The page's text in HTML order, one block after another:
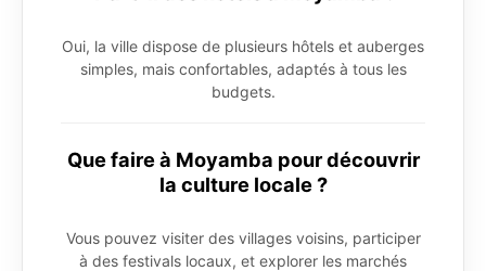
Oui, la ville dispose de plusieurs hôtels et auberges
simples, mais confortables, adaptés à tous les
budgets.
Que faire à Moyamba pour découvrir
la culture locale ?
Vous pouvez visiter des villages voisins, participer
à des festivals locaux, et explorer les marchés